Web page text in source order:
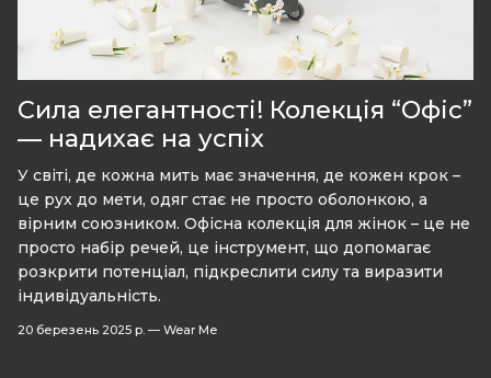
Сила елегантності! Колекція “Офіс”
— надихає на успіх
У світі, де кожна мить має значення, де кожен крок –
це рух до мети, одяг стає не просто оболонкою, а
вірним союзником. Офісна колекція для жінок – це не
просто набір речей, це інструмент, що допомагає
розкрити потенціал, підкреслити силу та виразити
індивідуальність.
20 березень 2025 р. — Wear Me